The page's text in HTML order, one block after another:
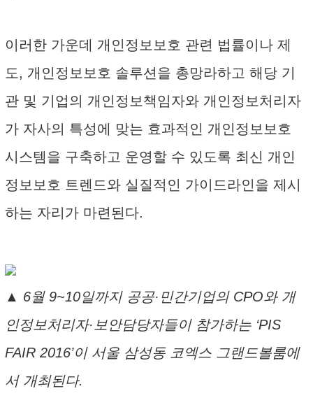
이러한 가운데 개인정보보호 관련 법률이나 제
도, 개인정보보호 솔루션을 총망라하고 해당 기
관 및 기업의 개인정보책임자와 개인정보처리자
가 자사의 특성에 맞는 효과적인 개인정보보호
시스템을 구축하고 운영할 수 있도록 최신 개인
정보보호 트렌드와 실질적인 가이드라인을 제시
하는 자리가 마련된다.
▲ 6월 9~10일까지 공공·민간기업의 CPO와 개
인정보처리자·보안담당자들이 참가하는 ‘PIS
FAIR 2016’이 서울 삼성동 코엑스 그랜드볼룸에
서 개최된다.